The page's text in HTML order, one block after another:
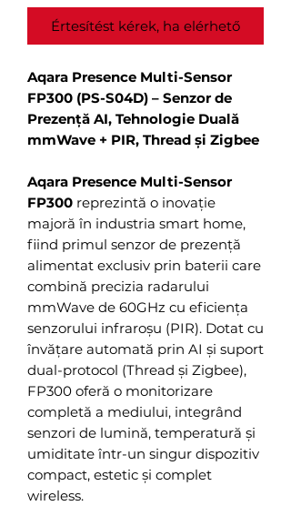
Értesítést kérek, ha elérhető
Aqara Presence Multi-Sensor
FP300 (PS-S04D) – Senzor de
Prezență AI, Tehnologie Duală
mmWave + PIR, Thread și Zigbee
Aqara Presence Multi-Sensor
FP300 reprezintă o inovație
majoră în industria smart home,
fiind primul senzor de prezență
alimentat exclusiv prin baterii care
combină precizia radarului
mmWave de 60GHz cu eficiența
senzorului infraroșu (PIR). Dotat cu
învățare automată prin AI și suport
dual-protocol (Thread și Zigbee),
FP300 oferă o monitorizare
completă a mediului, integrând
senzori de lumină, temperatură și
umiditate într-un singur dispozitiv
compact, estetic și complet
wireless.